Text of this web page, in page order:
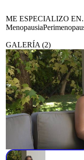
ME ESPECIALIZO
Menopausia
GALERÍA (2)